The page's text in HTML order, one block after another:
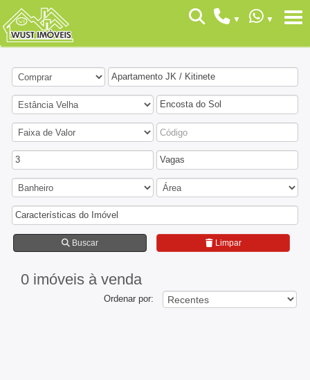
Apartamento JK / Kitinete
Encosta do Sol
3 Vagas
Características do Imóvel
Buscar Limpar
0 imóveis à venda
Ordenar por: